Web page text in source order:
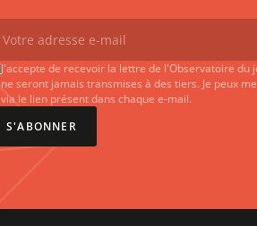
J'accepte de recevoir la lettre de l'Observatoire du
ne seront jamais transmises à des tiers. Je peux
via le lien présent dans chaque e-mail.
S'ABONNER